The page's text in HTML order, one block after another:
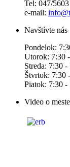
Tel: 047/5603
e-mail:
Navštívte nás
Pondelok:
Utorok: 7:30
Streda: 7:30
Štvrtok: 7:30
Piatok: 7:30 -
Video o meste